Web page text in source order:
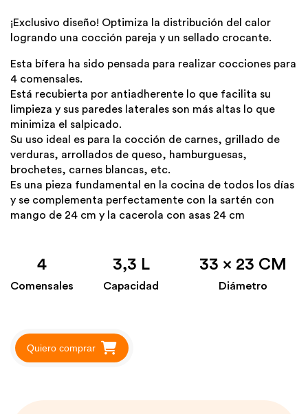
¡Exclusivo diseño! Optimiza la distribución del calor
logrando una cocción pareja y un sellado crocante.
Esta bífera ha sido pensada para realizar cocciones para
4 comensales.
Está recubierta por antiadherente lo que facilita su
limpieza y sus paredes laterales son más altas lo que
minimiza el salpicado.
Su uso ideal es para la cocción de carnes, grillado de
verduras, arrollados de queso, hamburguesas,
brochetes, carnes blancas, etc.
Es una pieza fundamental en la cocina de todos los días
y se complementa perfectamente con la sartén con
mango de 24 cm y la cacerola con asas 24 cm
4
Comensales
3,3 L
Capacidad
33 x 23 CM
Diámetro
Quiero comprar